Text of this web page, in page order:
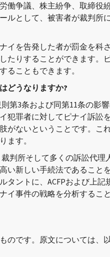
働争議、株主紛争、取締役
ルとして、被害者が裁判所
イを告発した者が罰金を科
たりすることができます。
ることもできます。
どうなりますか?
第3条および同第11条の影
犯罪者に対してピナイ訴訟
がないということです。こ
ます。
判所そして多くの訴訟代
い新しい手続法であること
タントに、ACFPおよび上
イ事件の戦略を分析するこ
のです。原文については、